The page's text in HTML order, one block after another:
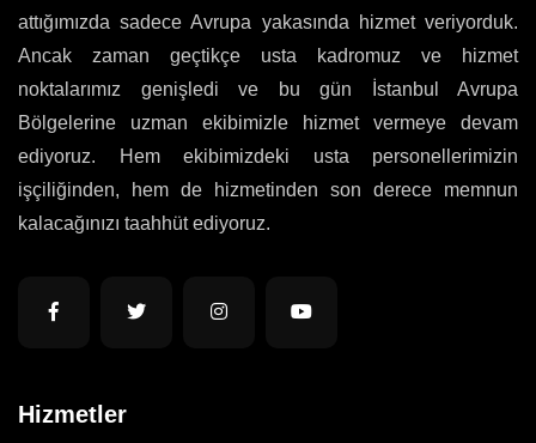
attığımızda sadece Avrupa yakasında hizmet veriyorduk.
Ancak zaman geçtikçe usta kadromuz ve hizmet
noktalarımız genişledi ve bu gün İstanbul Avrupa
Bölgelerine uzman ekibimizle hizmet vermeye devam
ediyoruz. Hem ekibimizdeki usta personellerimizin
işçiliğinden, hem de hizmetinden son derece memnun
kalacağınızı taahhüt ediyoruz.
Hizmetler